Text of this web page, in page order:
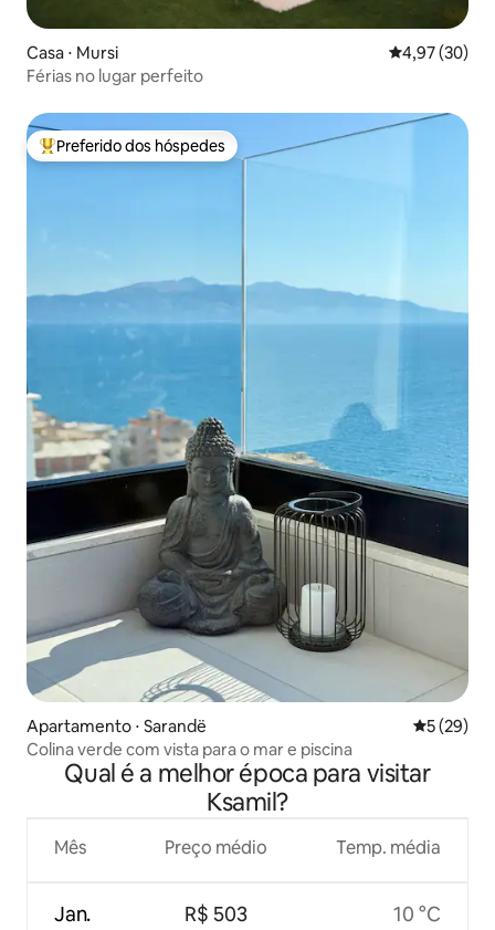
Casa ⋅ Mursi 4,97 de uma
4,97 (30)
Férias no lugar perfeito
Entre os melhores preferidos dos hóspedes
Preferido dos hóspedes
Apartamento ⋅ Sarandë 5 de uma
5 (29)
Colina verde com vista para o mar e piscina
Qual é a melhor época para visitar
Ksamil?
Mês
Jan.
Preço médio
R$ 503
Temp. média
10 °C